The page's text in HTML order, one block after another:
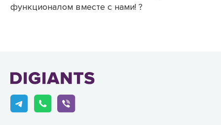
функционалом вместе с нами! ?